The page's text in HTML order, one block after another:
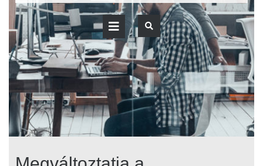
Open
Button